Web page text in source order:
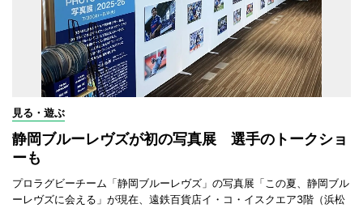
見る・遊ぶ
静岡ブルーレヴズが初の写真展 選手のトークショ
ーも
プロラグビーチーム「静岡ブルーレヴズ」の写真展「この夏、静岡ブル
ーレヴズに会える」が現在、遠鉄百貨店イ・コ・イスクエア3階（浜松